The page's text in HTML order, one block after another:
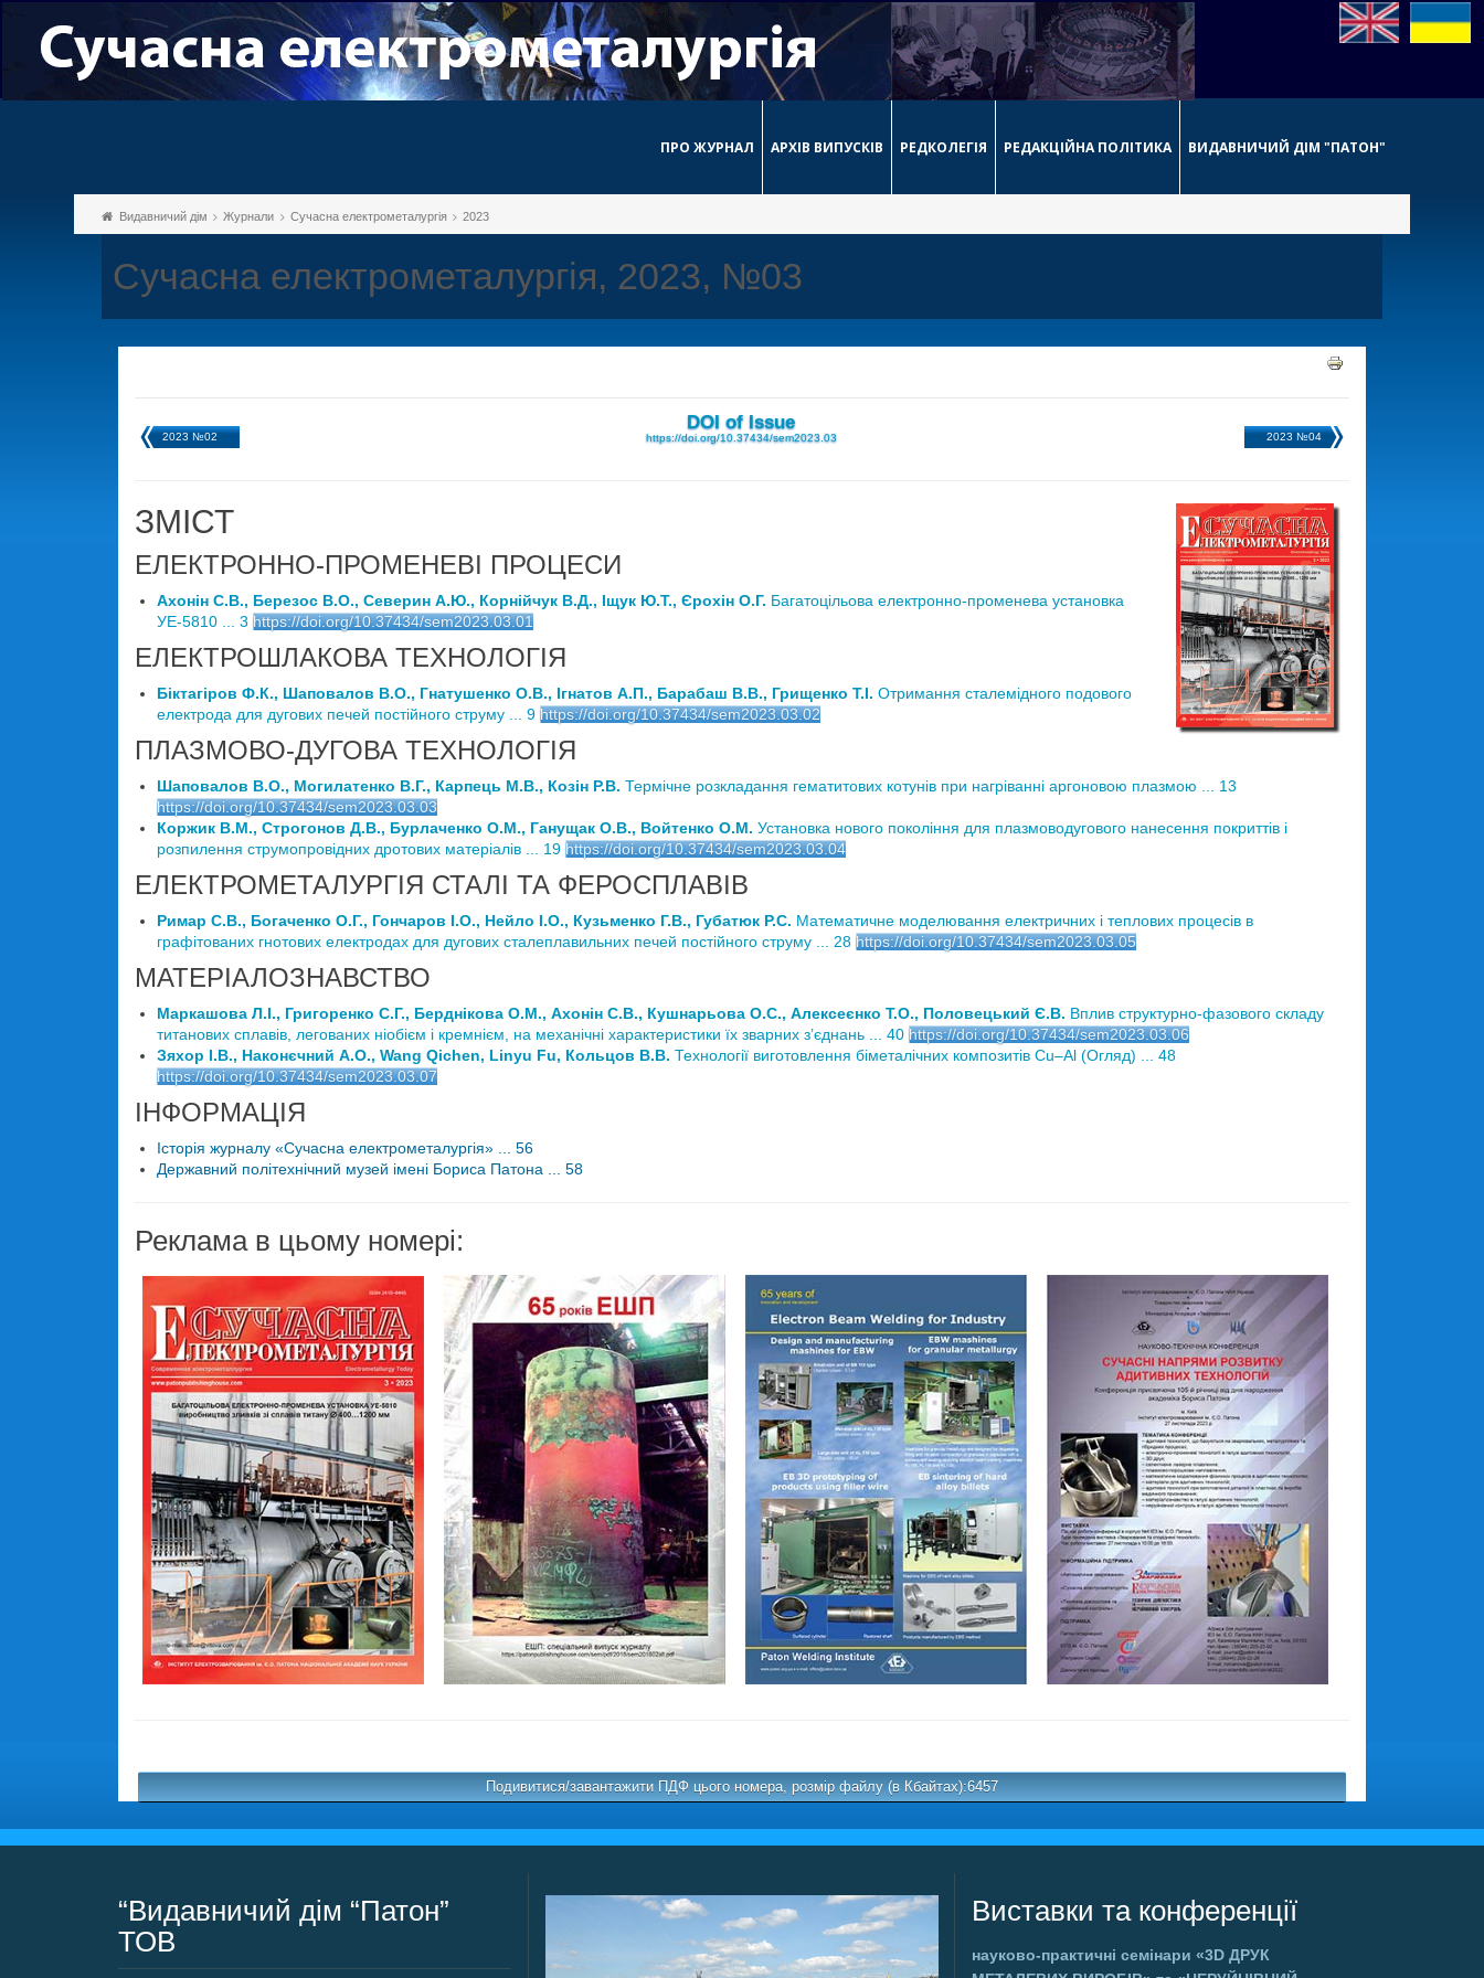
ПРО ЖУРНАЛ АРХІВ ВИПУСКІВ РЕДКОЛЕГІЯ РЕДАКЦІЙНА ПОЛІТИКА ВИДАВНИЧИЙ ДІМ "ПАТОН"
Видавничий дім Журнали Сучасна електрометалургія 2023
Сучасна електрометалургія, 2023, №03
2023 №02
DOI of Issue
https://doi.org/10.37434/sem2023.03 2023 №04
ЗМІСТ
ЕЛЕКТРОННО-ПРОМЕНЕВІ ПРОЦЕСИ
Ахонін С.В., Березос В.О., Северин А.Ю., Корнійчук В.Д., Іщук Ю.Т., Єрохін О.Г. Багатоцільова електронно-променева установка
УЕ-5810 ... 3 https://doi.org/10.37434/sem2023.03.01
ЕЛЕКТРОШЛАКОВА ТЕХНОЛОГІЯ
Біктагіров Ф.К., Шаповалов В.О., Гнатушенко О.В., Ігнатов А.П., Барабаш В.В., Грищенко Т.І. Отримання сталемідного подового
електрода для дугових печей постійного струму ... 9 https://doi.org/10.37434/sem2023.03.02
ПЛАЗМОВО-ДУГОВА ТЕХНОЛОГІЯ
Шаповалов В.О., Могилатенко В.Г., Карпець М.В., Козін Р.В. Термічне розкладання гематитових котунів при нагріванні аргоновою плазмою ... 13
https://doi.org/10.37434/sem2023.03.03
Коржик В.М., Строгонов Д.В., Бурлаченко О.М., Ганущак О.В., Войтенко О.М. Установка нового покоління для плазмоводугового нанесення покриттів і
розпилення струмопровідних дротових матеріалів ... 19 https://doi.org/10.37434/sem2023.03.04
ЕЛЕКТРОМЕТАЛУРГІЯ СТАЛІ ТА ФЕРОСПЛАВІВ
Римар С.В., Богаченко О.Г., Гончаров І.О., Нейло І.О., Кузьменко Г.В., Губатюк Р.С. Математичне моделювання електричних і теплових процесів в
графітованих гнотових електродах для дугових сталеплавильних печей постійного струму ... 28 https://doi.org/10.37434/sem2023.03.05
МАТЕРІАЛОЗНАВСТВО
Маркашова Л.І., Григоренко С.Г., Берднікова О.М., Ахонін С.В., Кушнарьова О.С., Алексеєнко Т.О., Половецький Є.В. Вплив структурно-фазового складу
титанових сплавів, легованих ніобієм і кремнієм, на механічні характеристики їх зварних з’єднань ... 40 https://doi.org/10.37434/sem2023.03.06
Зяхор І.В., Наконєчний A.O., Wang Qichen, Linyu Fu, Кольцов В.В. Технології виготовлення біметалічних композитів Cu‒Al (Огляд) ... 48
https://doi.org/10.37434/sem2023.03.07
ІНФОРМАЦІЯ
Історія журналу «Сучасна електрометалургія» ... 56
Державний політехнічний музей імені Бориса Патона ... 58
Реклама в цьому номері:
Подивитися/завантажити ПДФ цього номера, розмір файлу (в Кбайтах):6457
“Видавничий дім “Патон”
ТОВ
Виставки та конференції
науково-практичні семінари«3D ДРУК